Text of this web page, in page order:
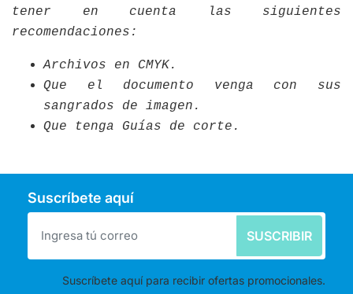
tener en cuenta las siguientes
recomendaciones:
Archivos en CMYK.
Que el documento venga con sus
sangrados de imagen.
Que tenga Guías de corte.
Suscríbete aquí
SUSCRIBIR
Suscríbete aquí para recibir ofertas promocionales.